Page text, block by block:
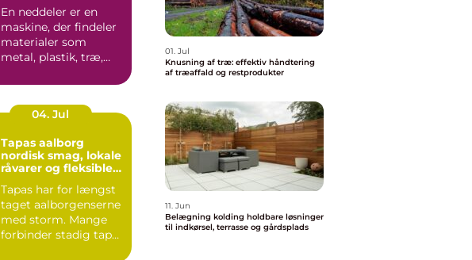
En neddeler er en
maskine, der findeler
materialer som
metal, plastik, træ,
04. Jul
Tapas aalborg
nordisk smag, lokale
råvarer og fleksible
Tapas har for længst
taget aalborgenserne
med storm. Mange
forbinder stadig tapas
01. Jul
Knusning af træ: effektiv håndtering
af træaffald og restprodukter
11. Jun
Belægning kolding holdbare løsninger
til indkørsel, terrasse og gårdsplads